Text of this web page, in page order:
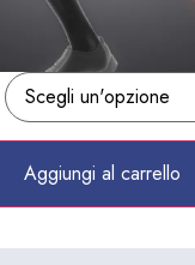
Aggiungi al carrello